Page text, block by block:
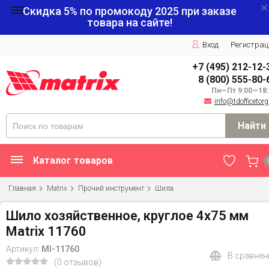
Скидка 5% по промокоду 2025 при заказе
товара на сайте!
Вход
+7 (495) 212-12-
8 (800) 555-80-
Пн—Пт
Найти
Каталог товаров
Главная Matrix Прочий инструмент Шила
Шило хозяйственное, круглое 4x75 мм
Matrix 11760
Артикул: MI-11760
(0 отзывов)
В